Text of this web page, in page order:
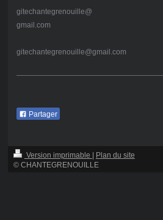
gitechantegrenouille@
gmail.com
gitechantegrenouille@gmail.com
Partager
Version imprimable | Plan du site
© CHANTEGRENOUILLE